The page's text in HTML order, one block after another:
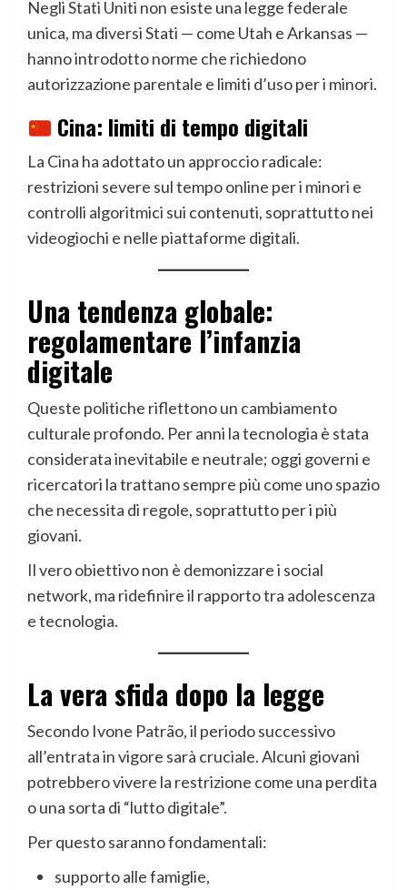
Negli Stati Uniti non esiste una legge federale
unica, ma diversi Stati — come Utah e Arkansas —
hanno introdotto norme che richiedono
autorizzazione parentale e limiti d’uso per i minori.
Cina: limiti di tempo digitali
La Cina ha adottato un approccio radicale:
restrizioni severe sul tempo online per i minori e
controlli algoritmici sui contenuti, soprattutto nei
videogiochi e nelle piattaforme digitali.
Una tendenza globale:
regolamentare l’infanzia
digitale
Queste politiche riflettono un cambiamento
culturale profondo. Per anni la tecnologia è stata
considerata inevitabile e neutrale; oggi governi e
ricercatori la trattano sempre più come uno spazio
che necessita di regole, soprattutto per i più
giovani.
Il vero obiettivo non è demonizzare i social
network, ma ridefinire il rapporto tra adolescenza
e tecnologia.
La vera sfida dopo la legge
Secondo Ivone Patrão, il periodo successivo
all’entrata in vigore sarà cruciale. Alcuni giovani
potrebbero vivere la restrizione come una perdita
o una sorta di “lutto digitale”.
Per questo saranno fondamentali:
supporto alle famiglie,